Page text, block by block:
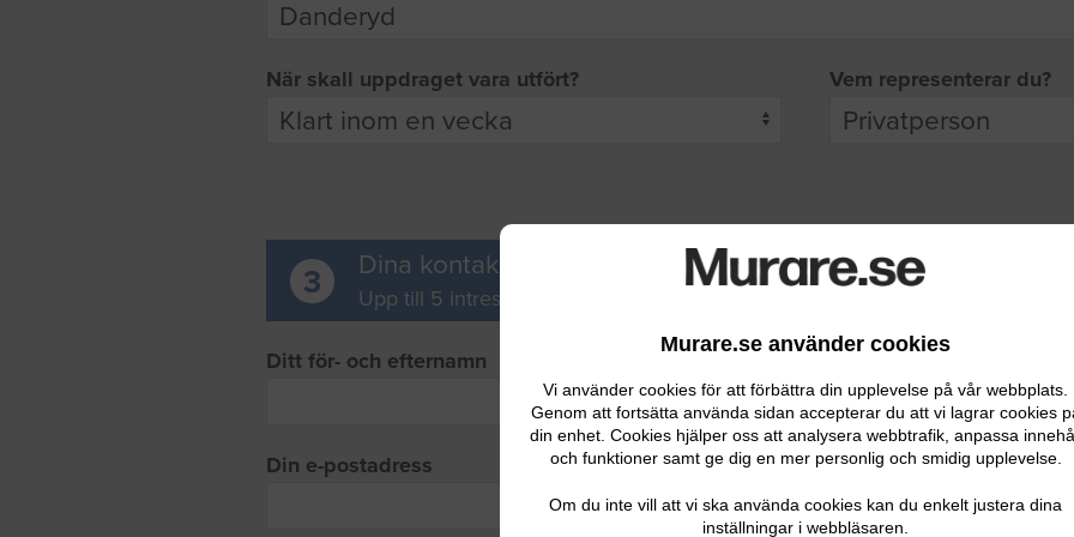
Murare.se använder cookies
Vi använder cookies för att förbättra din upplevelse på vår webbplats.
Genom att fortsätta använda sidan accepterar du att vi lagrar cookies
din enhet. Cookies hjälper oss att analysera webbtrafik, anpassa
och funktioner samt ge dig en mer personlig och smidig upplevelse.
Om du inte vill att vi ska använda cookies kan du enkelt justera dina
inställningar i webbläsaren.
När skall uppdraget vara utfört? Vem representerar du?
3 Dina kontaktuppgifter
Upp till 5 intresserade leverantörer får möjlighet att ta kontakt med dig.
Ditt för- och efternamn
Din e-postadress Ditt telefonnummer